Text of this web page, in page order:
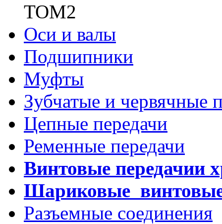
ТОМ2
Оси и валы
Подшипники
Муфты
Зубчатые и червячные
Цепные передачи
Ременные передачи
Винтовые передачии
Шариковые
Разъемные соединения